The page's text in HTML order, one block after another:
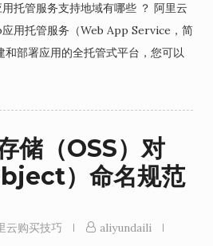
托管服务支持地域有哪些 ？ 阿里云
用托管服务（Web App Service，简
部署应用的全托管式平台，您可以
储（OSS）对
）命名规范
云购买技巧
aliyundaili